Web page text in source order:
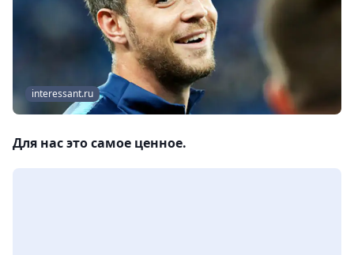
interessant.ru
Для нас это самое ценное.